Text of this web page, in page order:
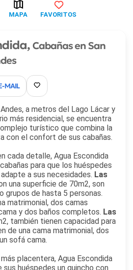
estilo patagónico. Este tipo de
acogedores,vistas
de descanso entre amigos, las
de los Andesson la opción
en casa en uno de los
MAPA FAVORITOS
Cabañas en San
a metros del Lago Lácar y
más residencial, se encuentra
turístico que combina la
con el confort de sus cabañas.
cada detalle, Agua Escondida
para que los huéspedes
a sus necesidades. Las
una superficie de 70m2, son
grupos de hasta 5 personas.
matrimonial, dos camas
y dos baños completos. Las
también tienen capacidad para
de una cama matrimonial, dos
sofá cama.
placentera, Agua Escondida
sus huéspedes un quincho con